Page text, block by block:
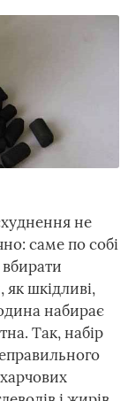
не
саме по собі
шкідливі,
набирає
Так, набір